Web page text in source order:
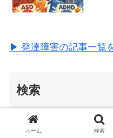
▶ 発達障害の記事一覧
検索
ホーム 検索